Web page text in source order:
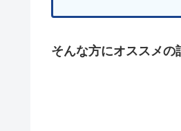
そんな方にオススメの